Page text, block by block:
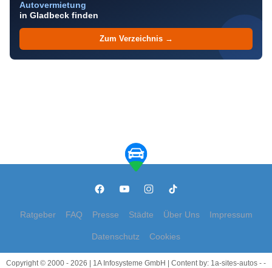
Autovermietung
in Gladbeck finden
Zum Verzeichnis →
Ratgeber FAQ Presse Städte Über Uns Impressum
Datenschutz Cookies
Copyright © 2000 - 2026 | 1A Infosysteme GmbH | Content by: 1a-sites-autos - -